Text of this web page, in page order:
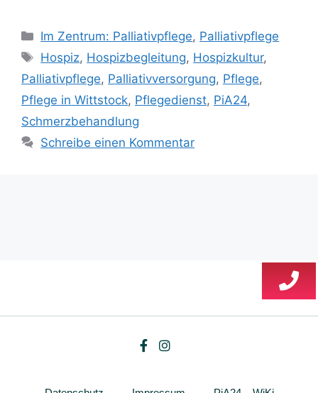
Im Zentrum: Palliativpflege, Palliativpflege
Hospiz, Hospizbegleitung, Hospizkultur,
Palliativpflege, Palliativversorgung, Pflege,
Pflege in Wittstock, Pflegedienst, PiA24,
Schmerzbehandlung
Schreibe einen Kommentar